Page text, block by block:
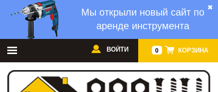
✖
Мы открыли новый сайт по
аренде инструмента
0 КОРЗИНА
ВОЙТИ